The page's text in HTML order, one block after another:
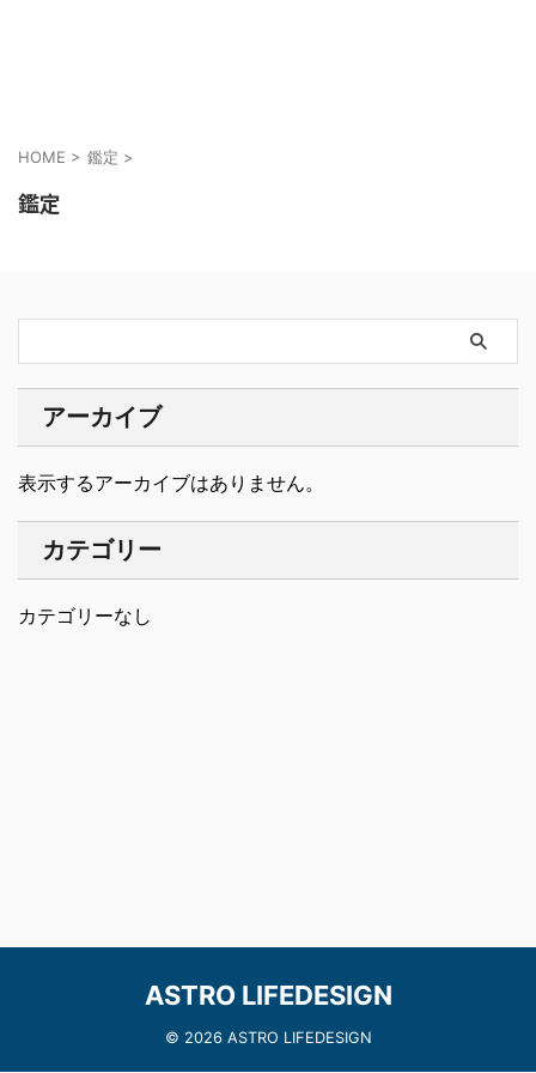
HOME > 鑑定 >
鑑定
アーカイブ
表示するアーカイブはありません。
カテゴリー
カテゴリーなし
ASTRO LIFEDESIGN
© 2026 ASTRO LIFEDESIGN